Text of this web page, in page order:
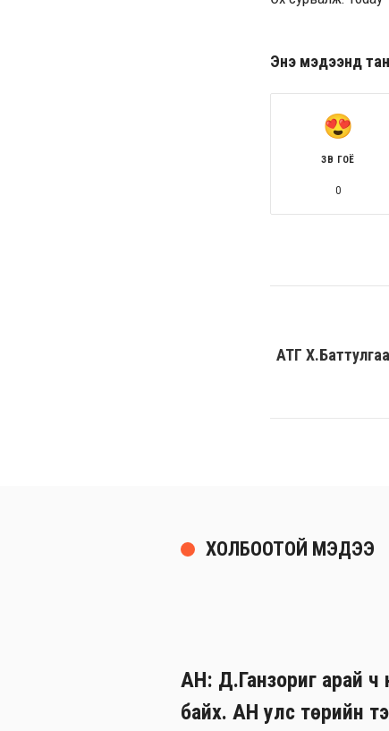
Энэ мэдээнд
ЗӨВ ГОЁ
0
АТГ
ХОЛБООТОЙ МЭДЭЭ
АН: Д.Ганзориг арай ч
байх. АН улс төрийн